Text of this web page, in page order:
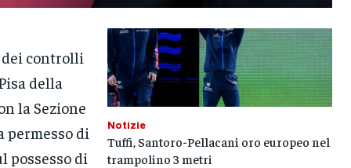
dei controlli
della
la Sezione
permesso di
possesso di
Notizie
Tuffi, Santoro-Pellacani oro europeo nel
trampolino 3 metri